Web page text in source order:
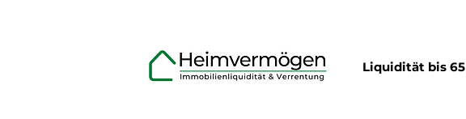
Liquidität bis 65